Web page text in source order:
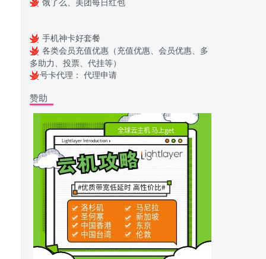
手机神卡好套餐
各类会员充值优惠（充值优惠、会员优惠、多
多助力、投票、代挂等）
号卡代理： 代理申请
赞助